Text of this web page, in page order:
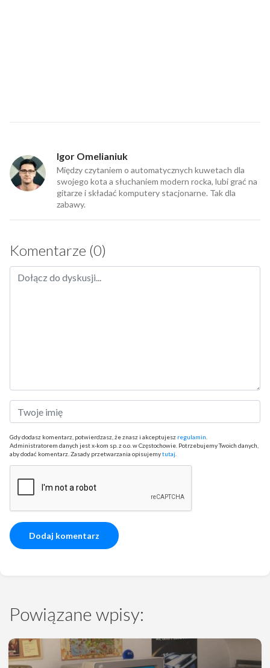
Igor Omelianiuk
Między czytaniem o automatycznych kuwetach dla
swojego kota a słuchaniem modern rocka, lubi grać na
gitarze i składać komputery stacjonarne. Tak dla
zabawy.
Komentarze (0)
Gdy dodasz komentarz, potwierdzasz, że znasz i akceptujesz regulamin
Administratorem danych jest x-kom sp. z o.o. w Częstochowie. Potrzebujemy Twoich danych,
aby dodać komentarz. Zasady przetwarzania opisujemytutaj
Powiązane wpisy: